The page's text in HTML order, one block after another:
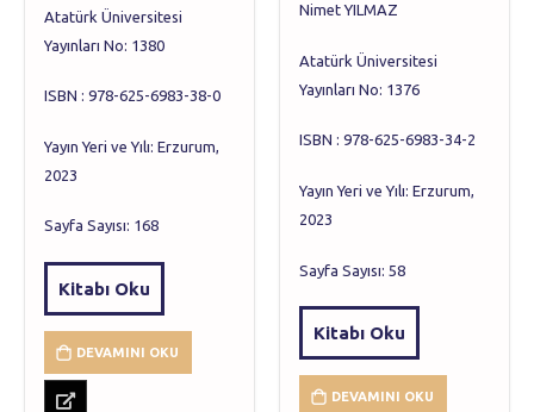
Atatürk Üniversitesi
Yayınları No: 1380
ISBN : 978-625-6983-38-0
Yayın Yeri ve Yılı: Erzurum,
2023
Sayfa Sayısı: 168
Kitabı Oku
DEVAMINI OKU
Nimet YILMAZ
Atatürk Üniversitesi
Yayınları No: 1376
ISBN : 978-625-6983-34-2
Yayın Yeri ve Yılı: Erzurum,
2023
Sayfa Sayısı: 58
Kitabı Oku
DEVAMINI OKU